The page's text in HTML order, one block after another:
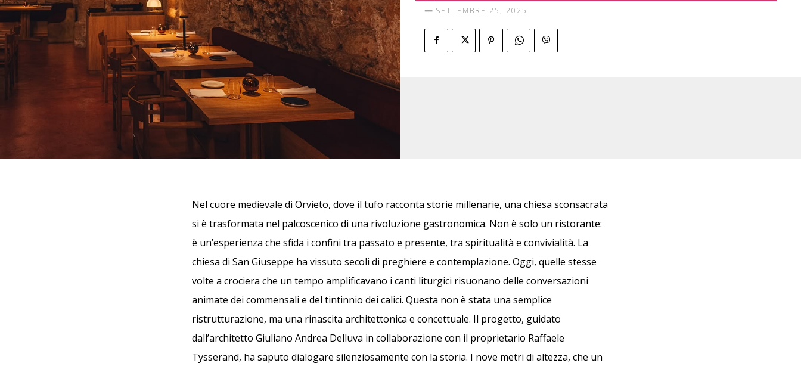
SETTEMBRE 25, 2025
Nel cuore medievale di Orvieto, dove il tufo racconta storie millenarie, una chiesa sconsacrata
si è trasformata nel palcoscenico di una rivoluzione gastronomica. Non è solo un ristorante:
è un’esperienza che sfida i confini tra passato e presente, tra spiritualità e convivialità. La
chiesa di San Giuseppe ha vissuto secoli di preghiere e contemplazione. Oggi, quelle stesse
volte a crociera che un tempo amplificavano i canti liturgici risuonano delle conversazioni
animate dei commensali e del tintinnio dei calici. Questa non è stata una semplice
ristrutturazione, ma una rinascita architettonica e concettuale. Il progetto, guidato
dall’architetto Giuliano Andrea Delluva in collaborazione con il proprietario Raffaele
Tysserand, ha saputo dialogare silenziosamente con la storia. I nove metri di altezza, che un